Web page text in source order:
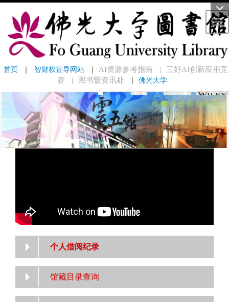
首页 ｜ 智财权宣导网站 ｜ AI资源参考指南
三好AI创新应用竞
赛
图书暨资讯处 ｜ 佛光大学
个人借阅纪录
馆藏目录查询